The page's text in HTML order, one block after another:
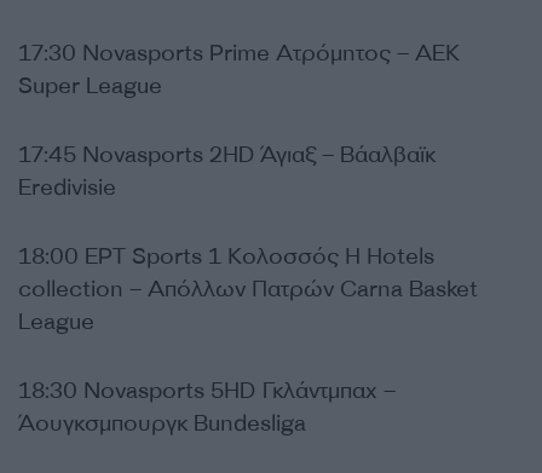
17:30 Novasports Prime Ατρόμητος – ΑΕΚ
Super League
17:45 Novasports 2HD Άγιαξ – Βάαλβαϊκ
Eredivisie
18:00 ΕΡΤ Sports 1 Κολοσσός H Hotels
collection – Απόλλων Πατρών Carna Basket
League
18:30 Novasports 5HD Γκλάντμπαχ –
Άουγκσμπουργκ Bundesliga